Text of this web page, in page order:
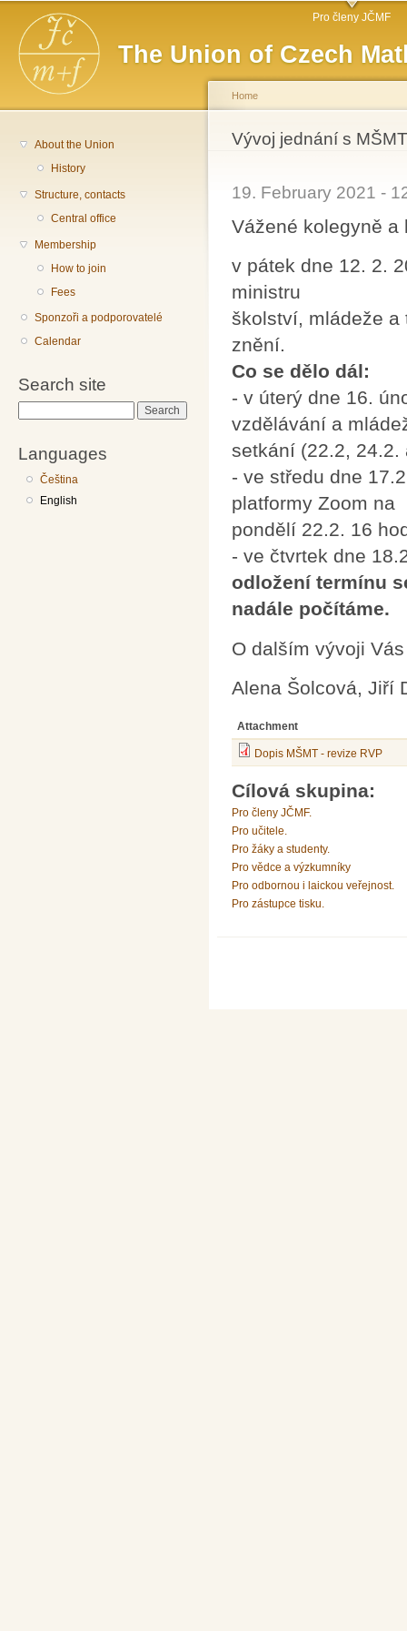
The Union of Czech
Main menu Pro členy JČMF
About the Union
History
Structure, contacts
Central office
Membership
How to join
Fees
Sponzoři a podporovatelé
Calendar
Search site
Languages
Čeština
English
You are here
Home
Vývoj jednání s
19. February 2021 -
Vážené kolegyně a
v pátek dne 12. 2.
ministru
školství, mládeže a
znění.
Co se dělo dál:
- v úterý dne 16.
vzdělávání a
setkání (22.2, 24.2.
- ve středu dne
platformy Zoom na
pondělí 22.2. 16
- ve čtvrtek dne
odložení termínu
nadále počítáme.
O dalším vývoji
Alena Šolcová, Jiří
Attachment
Dopis MŠMT - revize RVP
Cílová skupina:
Pro členy JČMF.
Pro učitele.
Pro žáky a studenty.
Pro vědce a výzkumníky
Pro odbornou i laickou veřejnost.
Pro zástupce tisku.